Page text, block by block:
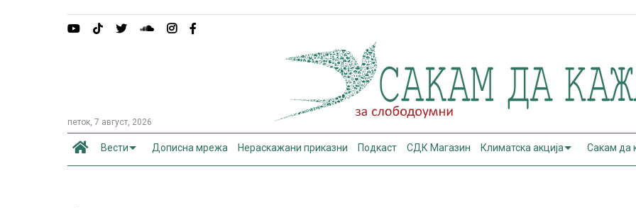
петок, 7 август, 2026
Вести Дописна мрежа Нераскажани приказни Подкаст СДК Магазин Климатска акција Сакам да